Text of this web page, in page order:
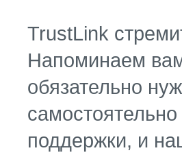
TrustLink
Напоминаем
обязательно
поддержки, и